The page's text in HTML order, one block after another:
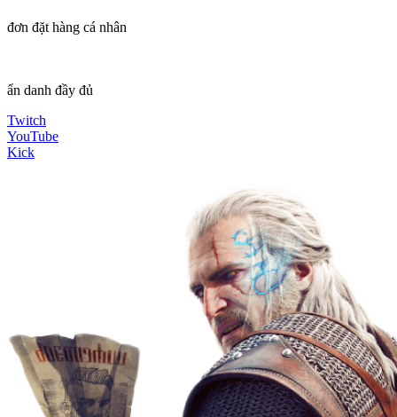
đơn đặt hàng cá nhân
ẩn danh đầy đủ
Twitch
YouTube
Kick